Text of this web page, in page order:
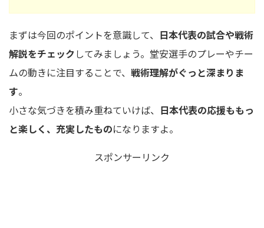
まずは今回のポイントを意識して、 日本代表の試合や戦術
解説をチェックしてみましょう。堂安選手のプレーやチー
ムの動きに注目することで、 戦術理解がぐっと深まりま
す。
小さな気づきを積み重ねていけば、 日本代表の応援ももっ
と楽しく、充実したものになりますよ。
スポンサーリンク